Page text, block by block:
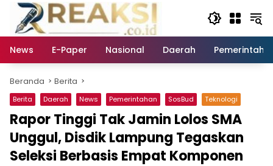
Langsung
konten
News
E-Paper Nasional Daerah
Beranda Berita
Berita Daerah News Pemerintahan SosBud Teknologi
Rapor Tinggi Tak Jamin Lolos SMA
Unggul, Disdik Lampung Tegaskan
Seleksi Berbasis Empat Komponen